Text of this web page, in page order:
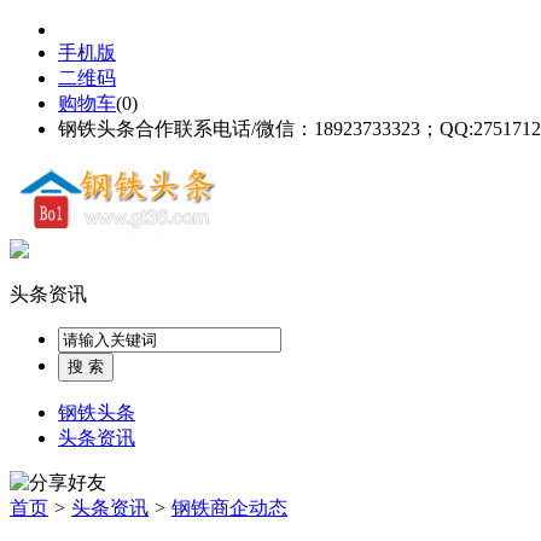
手机版
二维码
购物车(0)
钢铁头条合作联系电话/微信：18923733323；
头条资讯
钢铁头条
头条资讯
首页 > 头条资讯 > 钢铁商企动态